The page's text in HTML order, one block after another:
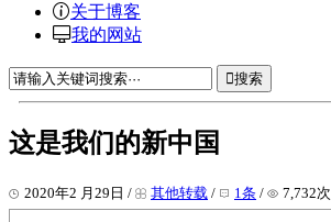
关于博客
我的网站
搜索
这是我们的新中国
2020年2 月29日 / 其他转载 / 1条 / 7,732次